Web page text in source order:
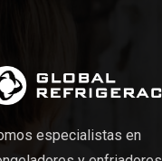
especialistas en